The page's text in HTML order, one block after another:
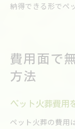
納得できる形でペ
費用面で
方法
ペット火葬費用
ペット火葬の費用